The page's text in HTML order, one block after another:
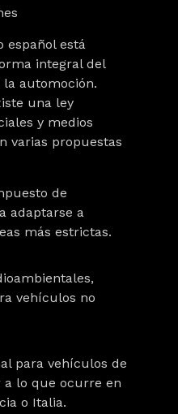
español está
integral del
automoción.
una ley
y medios
varias propuestas
de
adaptarse a
más estrictas.
,
vehículos no
para vehículos de
a lo que ocurre en
o Italia.